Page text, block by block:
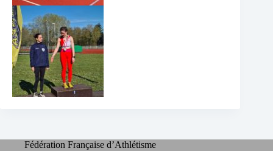
Fédération Française d’Athlétisme